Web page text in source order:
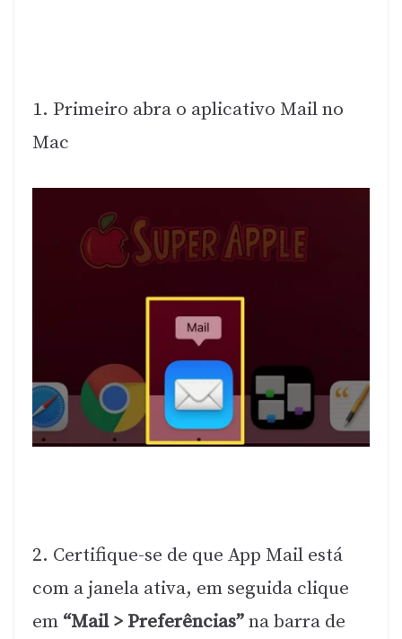
1. Primeiro abra o aplicativo Mail no
Mac
2. Certifique-se de que App Mail está
com a janela ativa, em seguida clique
em “Mail > Preferências”na barra de